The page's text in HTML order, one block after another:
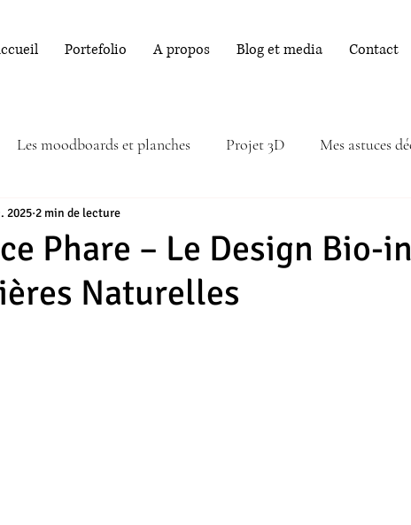
Portefolio A propos Blog et media Contact
Les moodboards et planches Projet 3D Mes astuces
Phare – Le Design Bio-
Naturelles
2025 2 min de lecture